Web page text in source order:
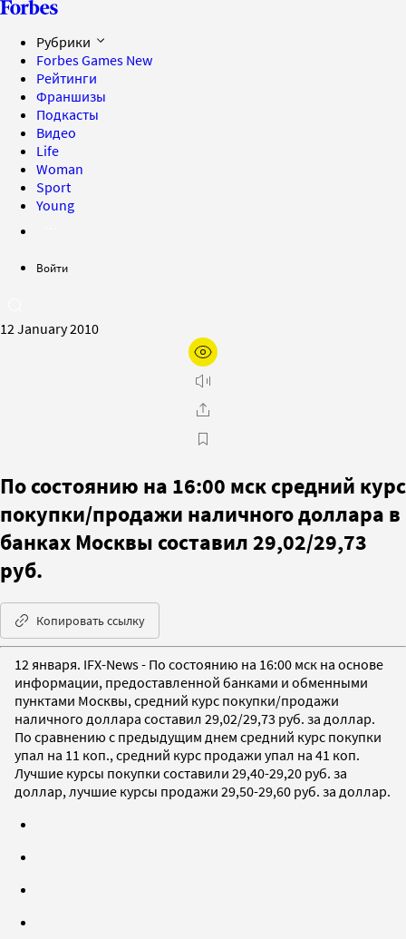
Рубрики
Forbes Games New
Рейтинги
Франшизы
Подкасты
Видео
Life
Woman
Sport
Young
Войти
12 January 2010
По состоянию на 16:00 мск средний курс
покупки/продажи наличного доллара в
банках Москвы составил 29,02/29,73
руб.
Копировать ссылку
12 января. IFX-News - По состоянию на 16:00 мск на основе
информации, предоставленной банками и обменными
пунктами Москвы, средний курс покупки/продажи
наличного доллара составил 29,02/29,73 руб. за доллар.
По сравнению с предыдущим днем средний курс покупки
упал на 11 коп., средний курс продажи упал на 41 коп.
Лучшие курсы покупки составили 29,40-29,20 руб. за
доллар, лучшие курсы продажи 29,50-29,60 руб. за доллар.